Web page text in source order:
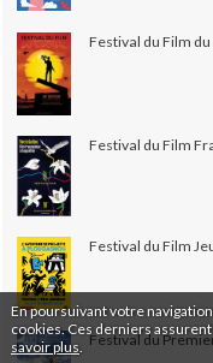
En poursuivant votre
cookies. Ces derniers
savoir plus
Festival du Film
Festival du Film
Festival du Film
Festival du